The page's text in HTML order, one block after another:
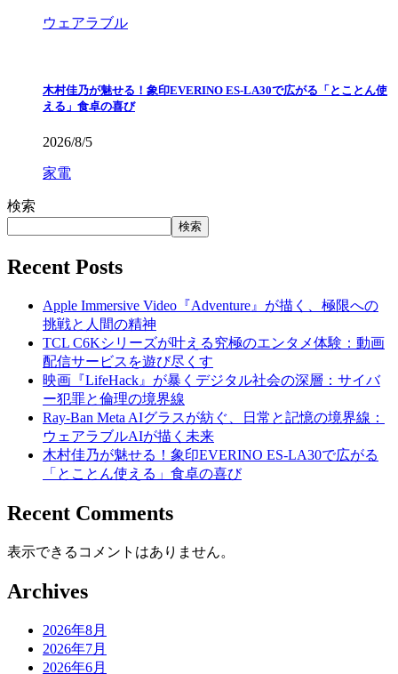
ウェアラブル
木村佳乃が魅せる！象印EVERINO ES-LA30で広がる「とことん使
える」食卓の喜び
2026/8/5
家電
検索
検索
Recent Posts
Apple Immersive Video『Adventure』が描く、極限への
挑戦と人間の精神
TCL C6Kシリーズが叶える究極のエンタメ体験：動画
配信サービスを遊び尽くす
映画『LifeHack』が暴くデジタル社会の深層：サイバ
ー犯罪と倫理の境界線
Ray-Ban Meta AIグラスが紡ぐ、日常と記憶の境界線：
ウェアラブルAIが描く未来
木村佳乃が魅せる！象印EVERINO ES-LA30で広がる
「とことん使える」食卓の喜び
Recent Comments
表示できるコメントはありません。
Archives
2026年8月
2026年7月
2026年6月